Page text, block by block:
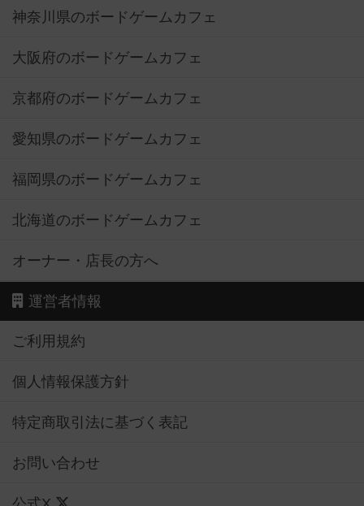
神奈川県のボードゲームカフェ
大阪府のボードゲームカフェ
京都府のボードゲームカフェ
愛知県のボードゲームカフェ
福岡県のボードゲームカフェ
北海道のボードゲームカフェ
オーナー・店長の方へ
運営者情報
ご利用規約
個人情報保護方針
特定商取引法に基づく表記
お問い合わせ